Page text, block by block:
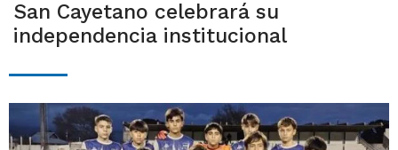
San Cayetano celebrará su
independencia institucional